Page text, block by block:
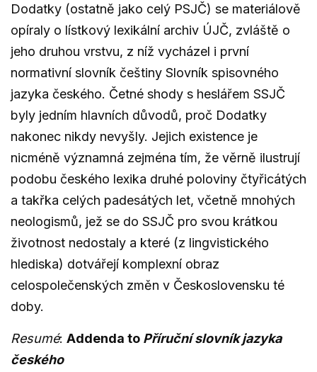
Dodatky (ostatně jako celý PSJČ) se materiálově
opíraly o lístkový lexikální archiv ÚJČ, zvláště o
jeho druhou vrstvu, z níž vycházel i první
normativní slovník češtiny Slovník spisovného
jazyka českého. Četné shody s heslářem SSJČ
byly jedním hlavních důvodů, proč Dodatky
nakonec nikdy nevyšly. Jejich existence je
nicméně významná zejména tím, že věrně ilustrují
podobu českého lexika druhé poloviny čtyřicátých
a takřka celých padesátých let, včetně mnohých
neologismů, jež se do SSJČ pro svou krátkou
životnost nedostaly a které (z lingvistického
hlediska) dotvářejí komplexní obraz
celospolečenských změn v Československu té
doby.
Resumé: Addenda to Příruční slovník jazyka
českého